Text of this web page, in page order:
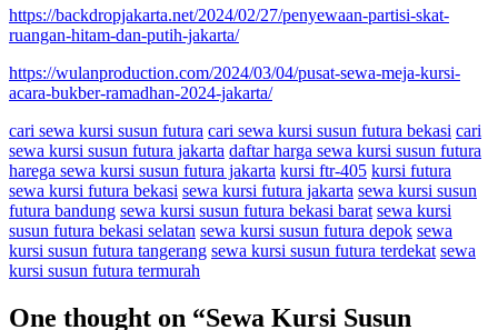
https://backdropjakarta.net/2024/02/27/penyewaan-partisi-skat-
ruangan-hitam-dan-putih-jakarta/
https://wulanproduction.com/2024/03/04/pusat-sewa-meja-kursi-
acara-bukber-ramadhan-2024-jakarta/
cari sewa kursi susun futura cari sewa kursi susun futura bekasi cari
sewa kursi susun futura jakarta daftar harga sewa kursi susun futura
harega sewa kursi susun futura jakarta kursi ftr-405 kursi futura
sewa kursi futura bekasi sewa kursi futura jakarta sewa kursi susun
futura bandung sewa kursi susun futura bekasi barat sewa kursi
susun futura bekasi selatan sewa kursi susun futura depok sewa
kursi susun futura tangerang sewa kursi susun futura terdekat sewa
kursi susun futura termurah
One thought on “Sewa Kursi Susun